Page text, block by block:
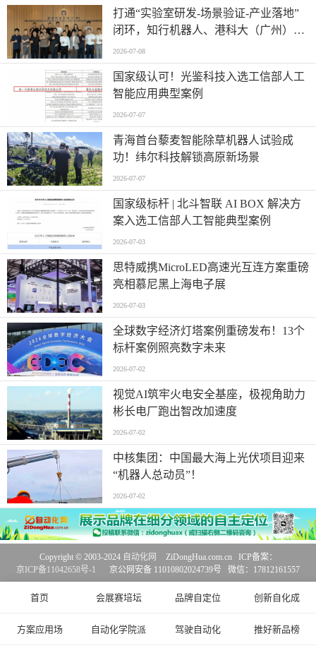
打通“实验室研发-场景验证-产业落地”
闭环，知行机器人、港科大（广州）、
北京粤电三方联合解锁城市服务机器人
规模化应用
2026-07-08
国家级认可！光鉴科技入选工信部人工
智能应用典型案例
2026-07-07
青海首台藜麦智能除草机器人试验成
功！纬尔科技解锁高原新场景
2026-07-07
国家级标杆 | 北斗智联 AI BOX 解决方
案入选工信部人工智能典型案例
2026-07-03
思特威携MicroLED高速光互连方案重磅
亮相慕尼黑上海电子展
2026-07-03
全球数字经济灯塔案例重磅发布！13个
标杆案例照亮数字未来
2026-07-02
视觉AI筑牢火电安全基座，极视角助力
彬长电厂跑出智改加速度
2026-07-02
中核集团：中国最大海上光伏项目迎来
“机器人总动员”！
2026-07-02
首页 会展赛培坛 品牌自定位 创新自化成
方案应用场 自动化学院派 驾驶自动化 推好新品榜
Copyright © 2003-2024 自动化网
ZiDongHua.com.cn ICP备案：
京ICP备11042658号-1
京公网安备 11010802024739号 微信：17812161557